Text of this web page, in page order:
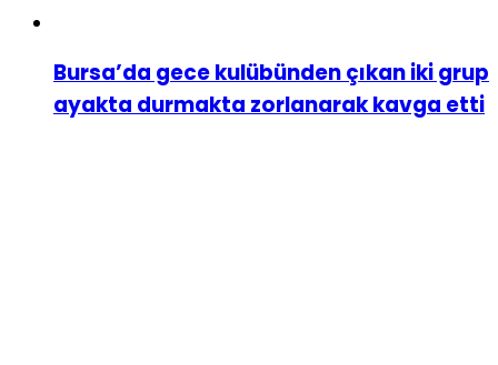
Bursa’da gece kulübünden çıkan iki grup
ayakta durmakta zorlanarak kavga etti